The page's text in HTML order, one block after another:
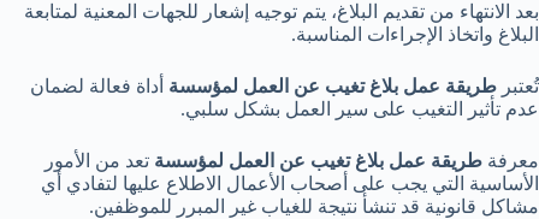
بعد الانتهاء من تقديم البلاغ، يتم توجيه إشعار للجهات المعنية لمتابعة
البلاغ واتخاذ الإجراءات المناسبة.
تُعتبر طريقة عمل بلاغ تغيب عن العمل لمؤسسة أداة فعالة لضمان
عدم تأثير التغيب على سير العمل بشكل سلبي.
معرفة طريقة عمل بلاغ تغيب عن العمل لمؤسسة تعد من الأمور
الأساسية التي يجب على أصحاب الأعمال الاطلاع عليها لتفادي أي
مشاكل قانونية قد تنشأ نتيجة للغياب غير المبرر للموظفين.